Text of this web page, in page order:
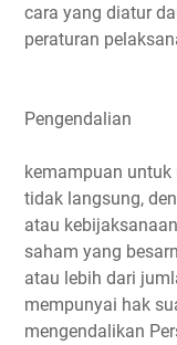
cara yang diatur
peraturan
Pengendalian
kemampuan
tidak langsung,
atau
saham yang
atau lebih dari
mempunyai hak
mengendalikan